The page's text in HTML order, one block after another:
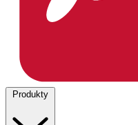
Produkty